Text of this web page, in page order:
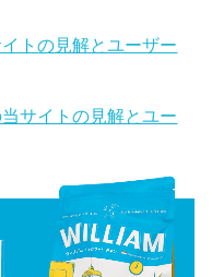
トの見解とユーザー
サイトの見解とユー